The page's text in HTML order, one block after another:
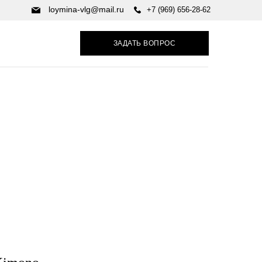
loymina-vlg@mail.ru +7 (969) 656-28-62
ЗАДАТЬ ВОПРОС